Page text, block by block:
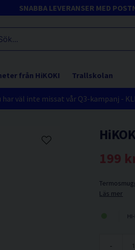
SNABBA LEVERANSER MED
från HiKOKI Trallskolan
har väl inte missat vår Q3-kampanj -
199
Läs mer
-